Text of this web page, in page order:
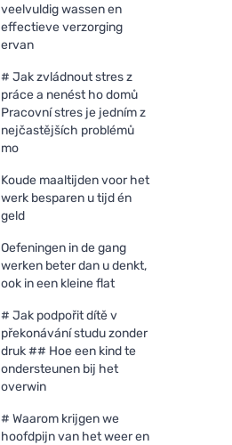
veelvuldig wassen en
effectieve verzorging
ervan
# Jak zvládnout stres z
práce a nenést ho domů
Pracovní stres je jedním z
nejčastějších problémů
mo
Koude maaltijden voor het
werk besparen u tijd én
geld
Oefeningen in de gang
werken beter dan u denkt,
ook in een kleine flat
# Jak podpořit dítě v
překonávání studu zonder
druk ## Hoe een kind te
ondersteunen bij het
overwin
# Waarom krijgen we
hoofdpijn van het weer en